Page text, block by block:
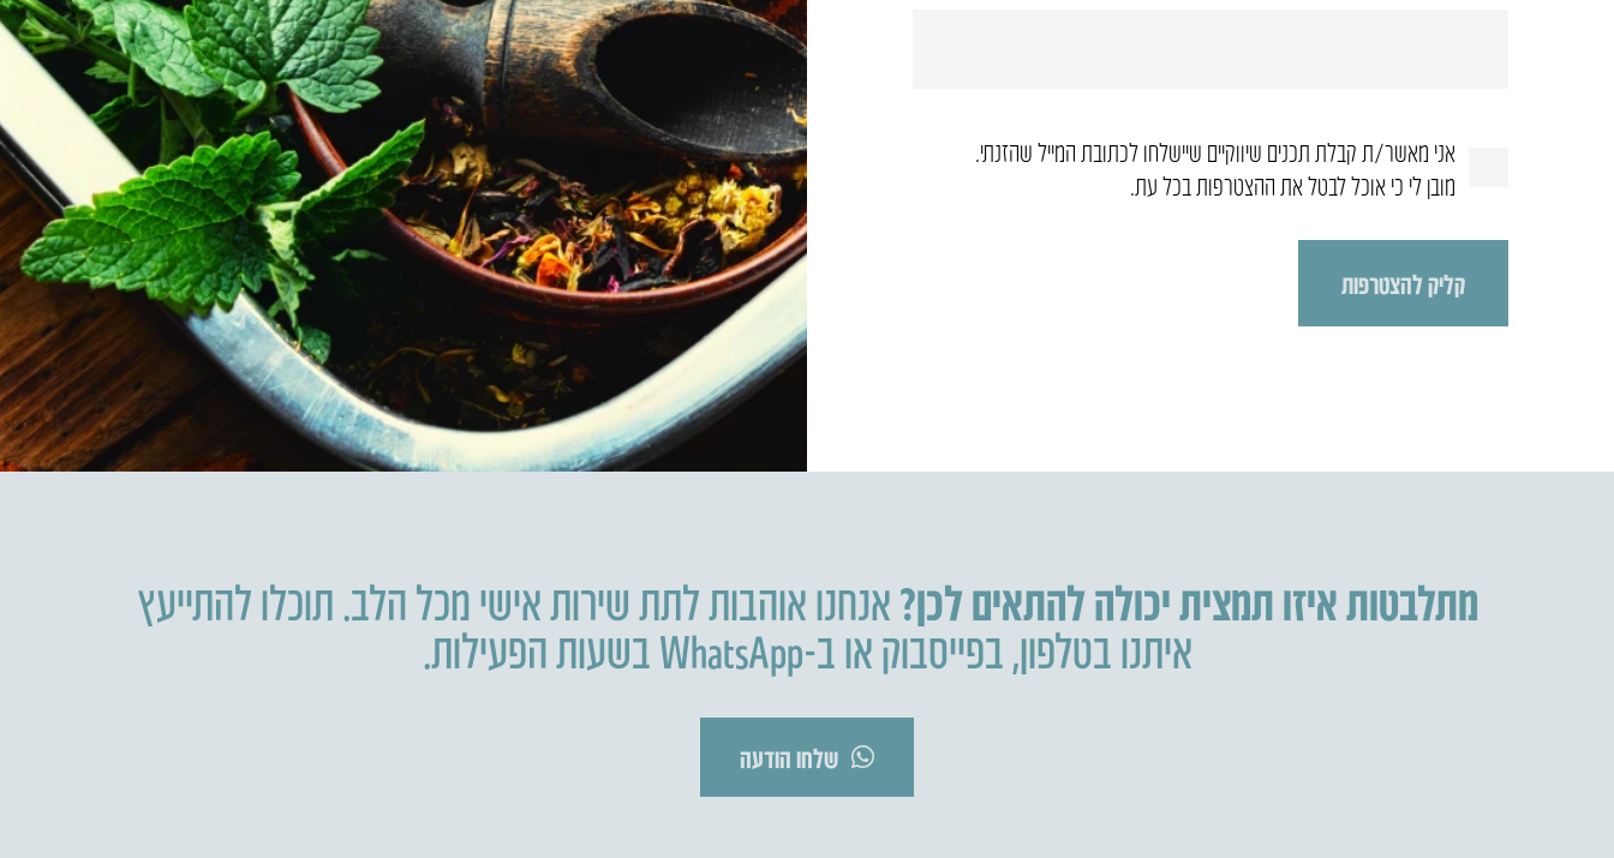
אני מאשר/ת קבלת תכנים שיווקיים שיישלחו לכתובת המייל שהזנתי.
מובן לי כי אוכל לבטל את ההצטרפות בכל עת.
מתלבטות איזו תמצית יכולה להתאים לכן?אנחנו אוהבות לתת שירות אישי מכל הלב. תוכלו להתייעץ
איתנו בטלפון,בפייסבוק או ב-WhatsApp בשעות הפעילות.
שלחו הודעה